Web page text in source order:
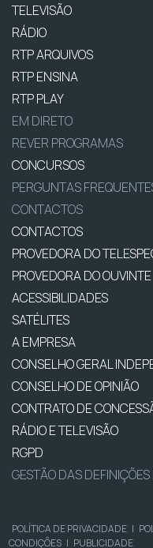
TELEVISÃO
RÁDIO
RTP ARQUIVOS
RTP ENSINA
RTP PLAY
EM DIRETO
REVER PROGRAMAS
CONCURSOS
PERGUNTAS
CONTACTOS
CONTACTOS
PROVEDORA DO
PROVEDORA DO OUVINTE
ACESSIBILIDADES
SATÉLITES
A EMPRESA
CONSELHO GERAL
CONSELHO DE OPINIÃO
CONTRATO DE
RÁDIO E TELEVISÃO
RGPD
GESTÃO DAS
POLÍTICA DE PRIVACIDADE |
CONDIÇÕES | PUBLICIDADE